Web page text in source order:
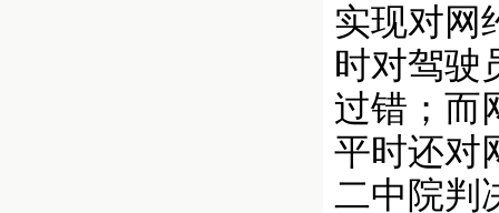
实现对网
时对驾驶
过错；而
平时还对
二中院判